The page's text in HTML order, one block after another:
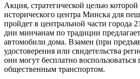
Акция, стратегической целью которой
исторического центра Минска для
пройдет в центральной части города
дни минчанам по традиции
автомобили дома. Взамен (при
удостоверения или свидетельства
они могут бесплатно воспользоваться
общественным транспортом.